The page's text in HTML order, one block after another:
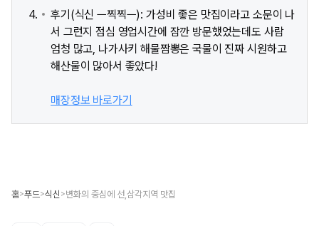
후기(식신 ㅡ찍찍ㅡ): 가성비 좋은 맛집이라고 소문이 나
서 그런지 점심 영업시간에 잠깐 방문했었는데도 사람
엄청 많고, 나가사키 해물짬뽕은 국물이 진짜 시원하고
해산물이 많아서 좋았다!
매장정보 바로가기
홈>푸드>식신 >변화의 중심에 선,삼각지역 맛집